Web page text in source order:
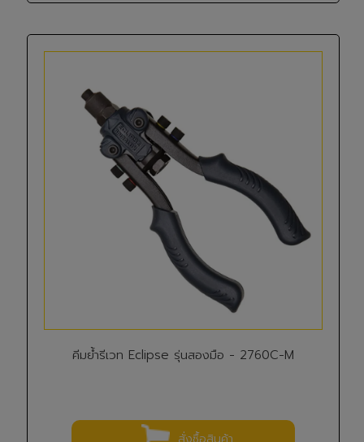
คีมย้ำรีเวท Eclipse รุ่นสองมือ - 2760C-M
สั่งซื้อสินค้า